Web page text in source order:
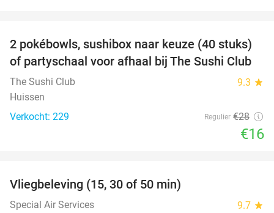
43%
2 pokébowls, sushibox naar keuze (40 stuks)
of partyschaal voor afhaal bij The Sushi Club
The Sushi Club 9.3 star
Huissen
Verkocht: 229
Regulier €28
€16
Vliegbeleving (15, 30 of 50 min)
Special Air Services 9.7 star